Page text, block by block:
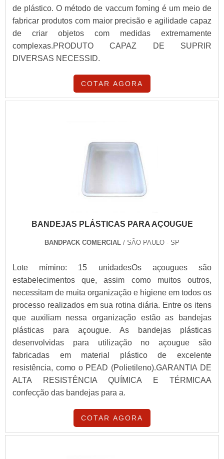
de plástico. O método de vaccum foming é um meio de
fabricar produtos com maior precisão e agilidade capaz
de criar objetos com medidas extremamente
complexas.PRODUTO CAPAZ DE SUPRIR
DIVERSAS NECESSID.
COTAR AGORA
BANDEJAS PLÁSTICAS PARA AÇOUGUE
BANDPACK COMERCIAL / SÃO PAULO - SP
Lote mímino: 15 unidadesOs açougues são
estabelecimentos que, assim como muitos outros,
necessitam de muita organização e higiene em todos os
processo realizados em sua rotina diária. Entre os itens
que auxiliam nessa organização estão as bandejas
plásticas para açougue. As bandejas plásticas
desenvolvidas para utilização no açougue são
fabricadas em material plástico de excelente
resistência, como o PEAD (Polietileno).GARANTIA DE
ALTA RESISTÊNCIA QUÍMICA E TÉRMICAA
confecção das bandejas para a.
COTAR AGORA